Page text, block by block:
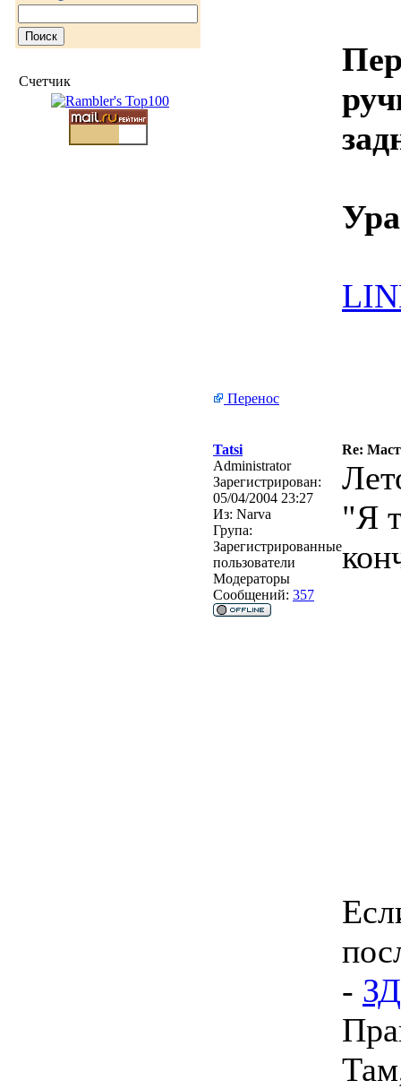
Счетчик
Перенос
Tatsi
Re:
Administrator
Зарегистрирован:
05/04/2004 23:27
Из: Narva
Група:
Зарегистрированные
пользователи
Модераторы
Сообщений: 357
"Я
-